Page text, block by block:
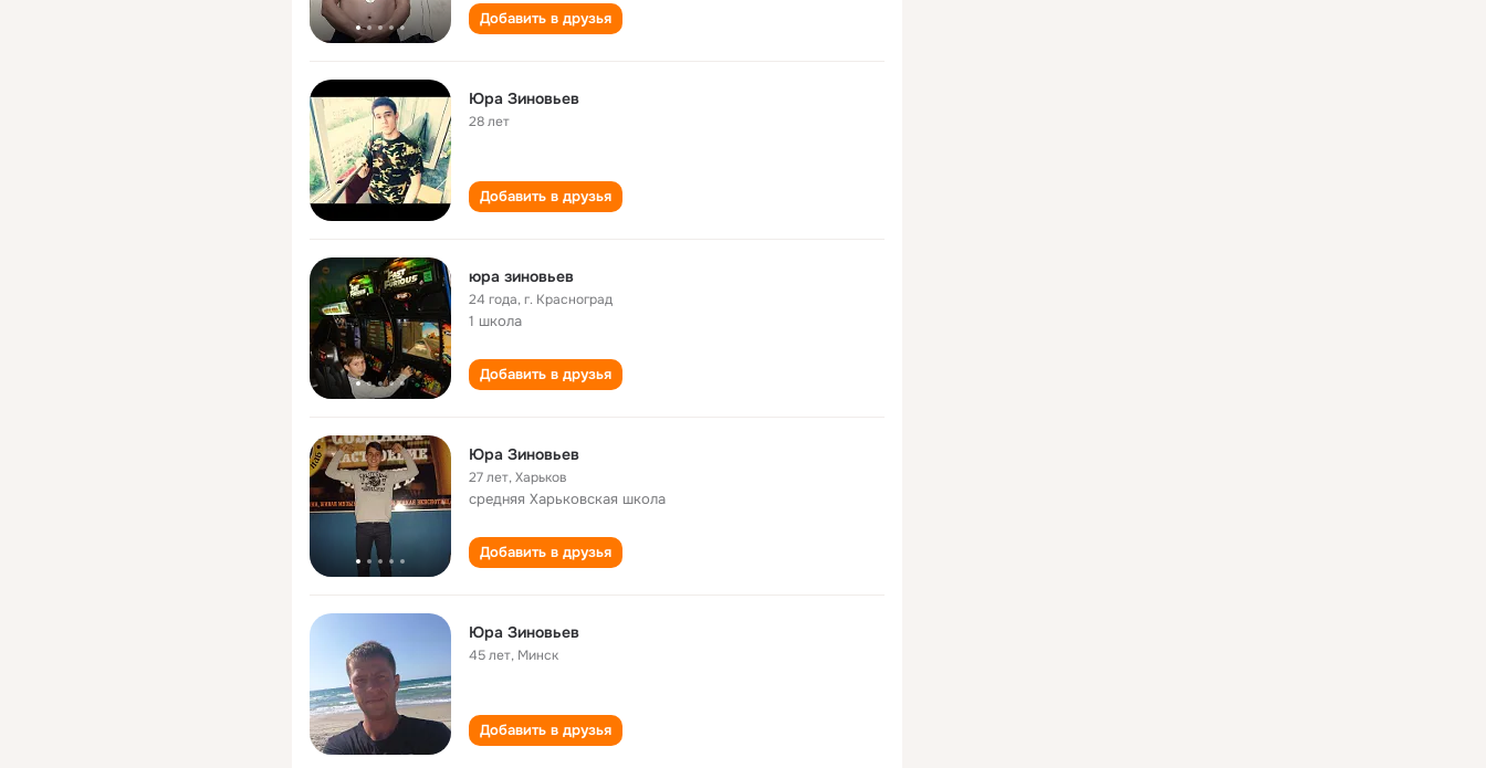
Добавить в друзья
Юра Зиновьев
28 лет
Добавить в друзья
юра зиновьев
24 года,г. Красноград
1 школа
Добавить в друзья
Юра Зиновьев
27 лет,Харьков
средняя Харьковская школа
Добавить в друзья
Юра Зиновьев
45 лет, Минск
Добавить в друзья